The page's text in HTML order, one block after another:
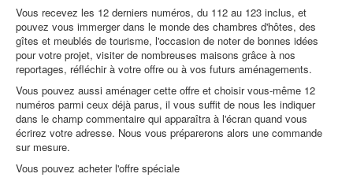
Vous recevez les 12 derniers numéros, du 112 au 123 inclus, et
pouvez vous immerger dans le monde des chambres d'hôtes, des
gîtes et meublés de tourisme, l'occasion de noter de bonnes idées
pour votre projet, visiter de nombreuses maisons grâce à nos
reportages, réfléchir à votre offre ou à vos futurs aménagements.
Vous pouvez aussi aménager cette offre et choisir vous-même 12
numéros parmi ceux déjà parus, il vous suffit de nous les indiquer
dans le champ commentaire qui apparaîtra à l'écran quand vous
écrirez votre adresse. Nous vous préparerons alors une commande
sur mesure.
Vous pouvez acheter l'offre spéciale